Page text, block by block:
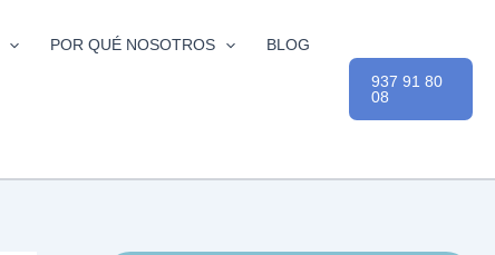
POR QUÉ NOSOTROS BLOG
937 91 80
08